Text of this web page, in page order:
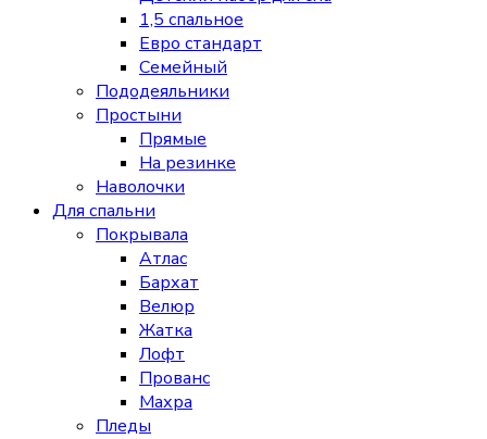
1,5 спальное
Евро стандарт
Семейный
Пододеяльники
Простыни
Прямые
На резинке
Наволочки
Для спальни
Покрывала
Атлас
Бархат
Велюр
Жатка
Лофт
Прованс
Махра
Пледы